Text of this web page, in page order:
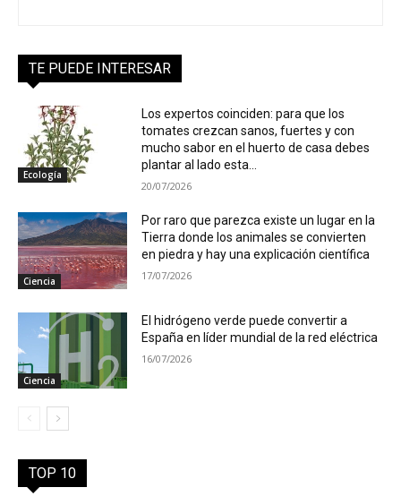
TE PUEDE INTERESAR
Ecología
Los expertos coinciden: para que los
tomates crezcan sanos, fuertes y con
mucho sabor en el huerto de casa debes
plantar al lado esta...
20/07/2026
Ciencia
Por raro que parezca existe un lugar en la
Tierra donde los animales se convierten
en piedra y hay una explicación científica
17/07/2026
Ciencia
El hidrógeno verde puede convertir a
España en líder mundial de la red eléctrica
16/07/2026
TOP 10